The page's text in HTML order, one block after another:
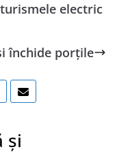
electric
închide porţile
și